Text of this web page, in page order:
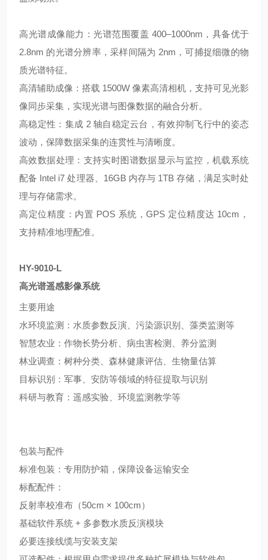
高光谱成像能力：光谱范围覆盖 400–1000nm，具备优于
2.8nm 的光谱分辨率，采样间隔为 2nm，可捕捉细微的物
质光谱特征。
高清辅助成像：搭载 1500W 像素高清相机，支持可见光影
像同步采集，实现光谱与图像数据的融合分析。
高稳定性：集成 2 轴自稳定云台，有效抑制飞行中的姿态
波动，保障数据采集的连贯性与清晰度。
高效数据处理：支持实时图谱数据显示与监控，机载系统
配备 Intel i7 处理器、16GB 内存与 1TB 存储，满足实时处
理与存储需求。
高定位精度：内置 POS 系统，GPS 定位精度达 10cm，
支持精准地理配准。
HY-9010-L
高光谱遥感影像系统
主要用途
水环境监测：水质参数反演、污染源识别、藻类监测等
智慧农业：作物长势分析、病虫害检测、养分监测
林业调查：树种分类、森林健康评估、生物量估算
目标识别：军事、安防等领域的特征提取与识别
科研与教育：遥感实验、环境监测教学等
包装与配件
标准包装：专用防护箱，保障设备运输安全
标配配件：
反射率校准布（50cm × 100cm）
基础软件系统 + 多参数水质反演模块
必要连接线缆与安装支架